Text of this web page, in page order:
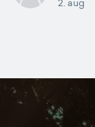
2. aug